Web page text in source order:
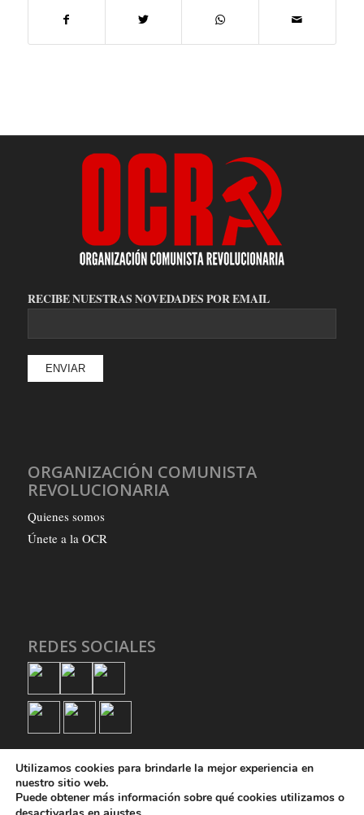
RECIBE NUESTRAS NOVEDADES POR EMAIL
ORGANIZACIÓN COMUNISTA
REVOLUCIONARIA
Quienes somos
Únete a la OCR
REDES SOCIALES
Utilizamos cookies para brindarle la mejor experiencia en
nuestro sitio web.
Puede obtener más información sobre qué cookies utilizamos o